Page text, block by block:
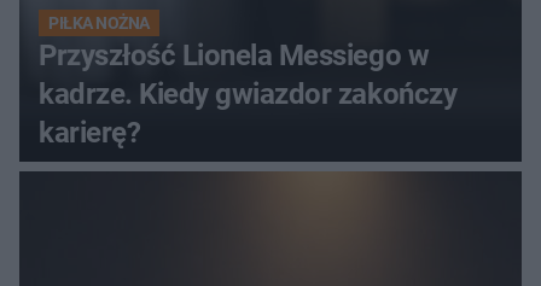
PIŁKA NOŻNA
Przyszłość Lionela Messiego w
kadrze. Kiedy gwiazdor zakończy
karierę?